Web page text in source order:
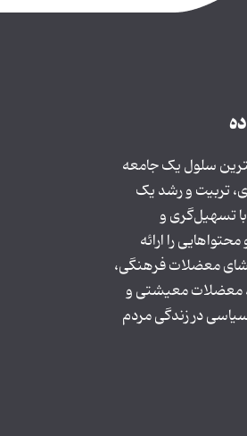
سلول یک جامعه
تربیت و رشد یک
تسهیل‌گری و
را ارائه
معضلات فرهنگی،
معضلات معیشتی و
در زندگی مردم